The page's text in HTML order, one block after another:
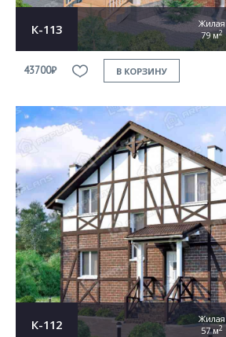
К-113
Жилая
79 м2
43700₽ В КОРЗИНУ
К-112
Жилая
57 м2